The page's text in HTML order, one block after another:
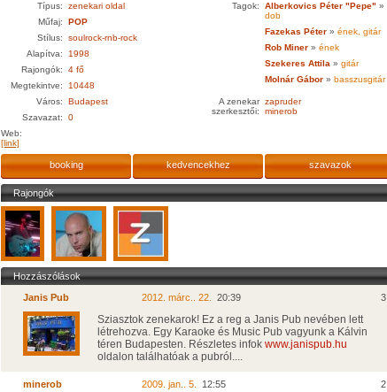
Típus:
zenekari oldal
Műfaj:
POP
Stílus:
soulrock-rnb-rock
Alapítva:
1998
Rajongók:
4 fő
Megtekintve:
10448
Város:
Budapest
Szavazat:
0
Web:
[link]
Tagok: Alberkovics Péter "Pepe" »
dob
Fazekas Péter » ének, gitár
Rob Miner » ének
Szekeres Attila » gitár
Molnár Gábor » basszusgitár
A zenekar
szerkesztői:
zapruder
minerob
booking kedvencekhez szavazok
Rajongók
Hozzászólások
Janis Pub
2012. márc.. 22. 20:39 3
Sziasztok zenekarok! Ez a reg a Janis Pub nevében lett
létrehozva. Egy Karaoke és Music Pub vagyunk a Kálvin
téren Budapesten. Részletes infok www.janispub.hu
oldalon találhatóak a pubról....
minerob 2009. jan.. 5. 12:55 2